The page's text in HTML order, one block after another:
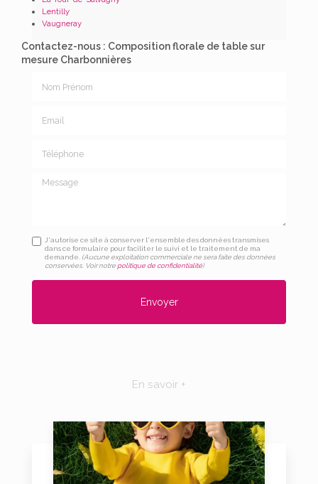
Lentilly
Vaugneray
Contactez-nous : Composition florale de table sur
mesure Charbonnières
Message
J'autorise ce site à conserver l'ensemble des données transmises
dans ce formulaire pour faciliter le suivi et le traitement de ma
demande. (Aucune exploitation commerciale ne sera faite des données
conservées. Voir notre politique de confidentialité)
En savoir +